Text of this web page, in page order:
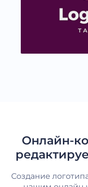
Онлайн-
Создание